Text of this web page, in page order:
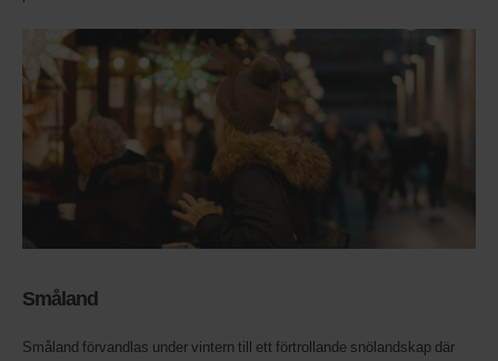
Småland
Småland förvandlas under vintern till ett förtrollande snölandskap där